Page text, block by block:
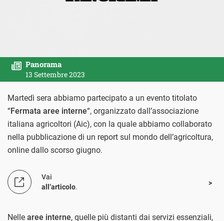
Panorama
13 Settembre 2023
Martedì sera abbiamo partecipato a un evento titolato
“Fermata aree interne“, organizzato dall’associazione
italiana agricoltori (Aic), con la quale abbiamo collaborato
nella pubblicazione di un report sul mondo dell’agricoltura,
online dallo scorso giugno.
Vai
all’articolo.
Nelle aree interne, quelle più distanti dai servizi essenziali,